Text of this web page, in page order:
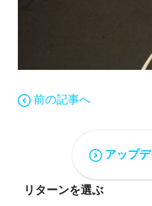
前の記事へ
アップ
リターンを選ぶ